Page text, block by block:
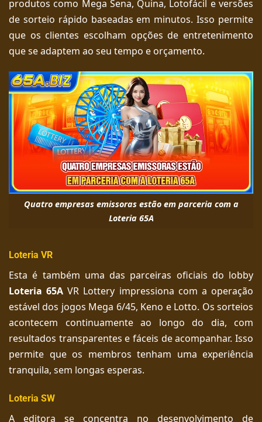
produtos como Mega Sena, Quina, Lotofácil e versões
de sorteio rápido baseadas em minutos. Isso permite
que os clientes escolham opções de entretenimento
que se adaptem ao seu tempo e orçamento.
Quatro empresas emissoras estão em parceria com a
Loteria 65A
Loteria VR
Esta é também uma das parceiras oficiais do lobby
Loteria 65A VR Lottery impressiona com a operação
estável dos jogos Mega 6/45, Keno e Lotto. Os sorteios
acontecem continuamente ao longo do dia, com
resultados transparentes e fáceis de acompanhar. Isso
permite que os membros tenham uma experiência
tranquila, sem longas esperas.
Loteria SW
A editora se concentra no desenvolvimento de